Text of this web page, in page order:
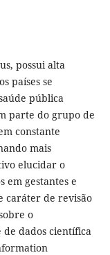
possui alta
países se
pública
parte do grupo de
constante
mais
elucidar o
em gestantes e
caráter de revisão
o
de dados científica